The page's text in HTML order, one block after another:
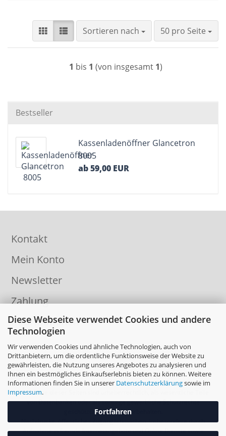
Diese Webseite verwendet Cookies und andere
Technologien
Wir verwenden Cookies und ähnliche Technologien, auch von
Drittanbietern, um die ordentliche Funktionsweise der Website zu
gewährleisten, die Nutzung unseres Angebotes zu analysieren und
Ihnen ein bestmögliches Einkaufserlebnis bieten zu können. Weitere
Informationen finden Sie in unserer Datenschutzerklärungsowie im
Impressum.
Fortfahren
Sortieren nach
Sortieren nach 50 pro Seite
pro Seite
1 bis 1 (von insgesamt 1)
Bestseller
Kassenladenöffner Glancetron
8005
ab 59,00 EUR
Kontakt
Mein Konto
Newsletter
Zahlung
Informationen
Die Inhalte dieser Seiten sind urheberrechtlich, als wesentliche Teile
von Datenbanken oder als sonstige gewerbliche Schutzrechte
geschützt. Alle Rechte vorbehalten.
Nachdrucke, öffentliches Zugänglichmachen, insbesondere durch
Aufnahme in fremde Internetangebote und Online Dienste sowie